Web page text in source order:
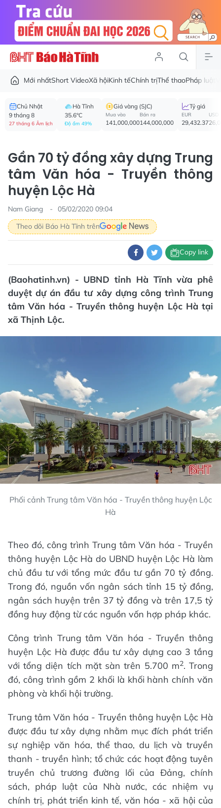
Mới nhấtShort VideoXã hộiKinh tếChính trịThể thaoPháp luật
Chủ Nhật
9 tháng 8
27 tháng 6 Âm lịch
Hà Tĩnh
35.6°C
Độ ẩm 49%
Giá vàng (SJC)
Mua vào
141,000,000
Bán ra
144,000,000
Tỷ giá
EUR
29,432.37
USD
Gần 70 tỷ đồng xây dựng Trung
tâm Văn hóa - Truyền thông
huyện Lộc Hà
Nam Giang
05/02/2020 09:04
Theo dõi Báo Hà Tĩnh trên
Copy link
(Baohatinh.vn) - UBND tỉnh Hà Tĩnh vừa phê
duyệt dự án đầu tư xây dựng công trình Trung
tâm Văn hóa - Truyền thông huyện Lộc Hà tại
xã Thịnh Lộc.
Phối cảnh Trung tâm Văn hóa - Truyền thông huyện Lộc
Hà
Theo đó, công trình Trung tâm Văn hóa - Truyền
thông huyện Lộc Hà do UBND huyện Lộc Hà làm
chủ đầu tư với tổng mức đầu tư gần 70 tỷ đồng.
Trong đó, nguồn vốn ngân sách tỉnh 15 tỷ đồng,
ngân sách huyện trên 37 tỷ đồng và trên 17,5 tỷ
đồng huy động từ các nguồn vốn hợp pháp khác.
Công trình Trung tâm Văn hóa - Truyền thông
huyện Lộc Hà được đầu tư xây dựng cao 3 tầng
với tổng diện tích mặt sàn trên 5.700 m2. Trong
đó, công trình gồm 2 khối là khối hành chính văn
phòng và khối hội trường.
Trung tâm Văn hóa - Truyền thông huyện Lộc Hà
được đầu tư xây dựng nhằm mục đích phát triển
sự nghiệp văn hóa, thể thao, du lịch và truyền
thanh - truyền hình; tổ chức các hoạt động tuyên
truyền chủ trương đường lối của Đảng, chính
sách, pháp luật của Nhà nước, các nhiệm vụ
chính trị, phát triển kinh tế, văn hóa - xã hội của